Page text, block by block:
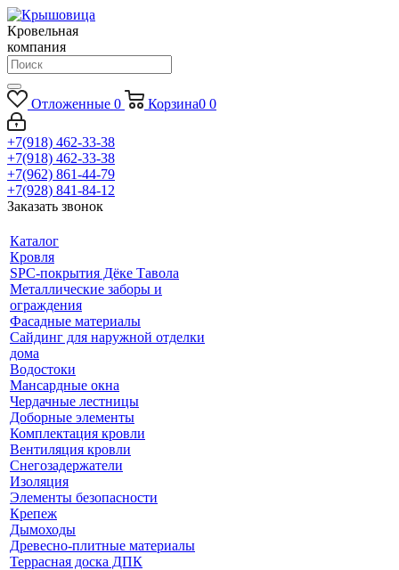
Кровельная
компания
Отложенные 0 Корзина0 0
+7(918) 462-33-38
+7(918) 462-33-38
+7(962) 861-44-79
+7(928) 841-84-12
Заказать звонок
Каталог
Кровля
SPC-покрытия Дёке Тавола
Металлические заборы и
ограждения
Фасадные материалы
Сайдинг для наружной отделки
дома
Водостоки
Мансардные окна
Чердачные лестницы
Доборные элементы
Комплектация кровли
Вентиляция кровли
Снегозадержатели
Изоляция
Элементы безопасности
Крепеж
Дымоходы
Древесно-плитные материалы
Террасная доска ДПК